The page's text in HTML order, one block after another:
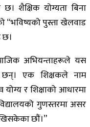
शैक्षिक योग्यता बिना
“भविष्यको पुस्ता खेलवाड
अभियन्ताहरूले यस
छन्। एक शिक्षकले नाम
र शिक्षाको आधारमा
गुणस्तरमा असर
छौं।”